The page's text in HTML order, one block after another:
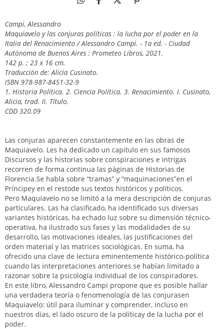
Campi, Alessandro
Maquiavelo y las conjuras políticas : la lucha por el poder en la
Italia del Renacimiento / Alessandro Campi. - 1a ed. - Ciudad
Autónoma de Buenos Aires : Prometeo Libros, 2021.
142 p. ; 23 x 16 cm.
Traducción de: Alicia Cusinato.
ISBN 978-987-8451-32-9
1. Historia Política. 2. Ciencia Política. 3. Renacimiento. I. Cusinato,
Alicia, trad. II. Título.
CDD 320.09
Las conjuras aparecen constantemente en las obras de
Maquiavelo. Les ha dedicado un capítulo en sus famosos
Discursos y las historias sobre conspiraciones e intrigas
recorren de forma continua las páginas de Historias de
Florencia.Se habla sobre “tramas” y “maquinaciones”en el
Príncipey en el restode sus textos históricos y políticos.
Pero Maquiavelo no se limitó a la mera descripción de conjuras
particulares. Las ha clasificado, ha identificado sus diversas
variantes históricas, ha echado luz sobre su dimensión técnico-
operativa, ha ilustrado sus fases y las modalidades de su
desarrollo, las motivaciones ideales, las justificaciones del
orden material y las matrices sociológicas. En suma, ha
ofrecido una clave de lectura eminentemente histórico-política
cuando las interpretaciones anteriores se habían limitado a
razonar sobre la psicología individual de los conspiradores.
En este libro, Alessandro Campi propone que es posible hallar
una verdadera teoría o fenomenología de las conjurasen
Maquiavelo: útil para iluminar y comprender, incluso en
nuestros días, el lado oscuro de la políticay de la lucha por el
poder.